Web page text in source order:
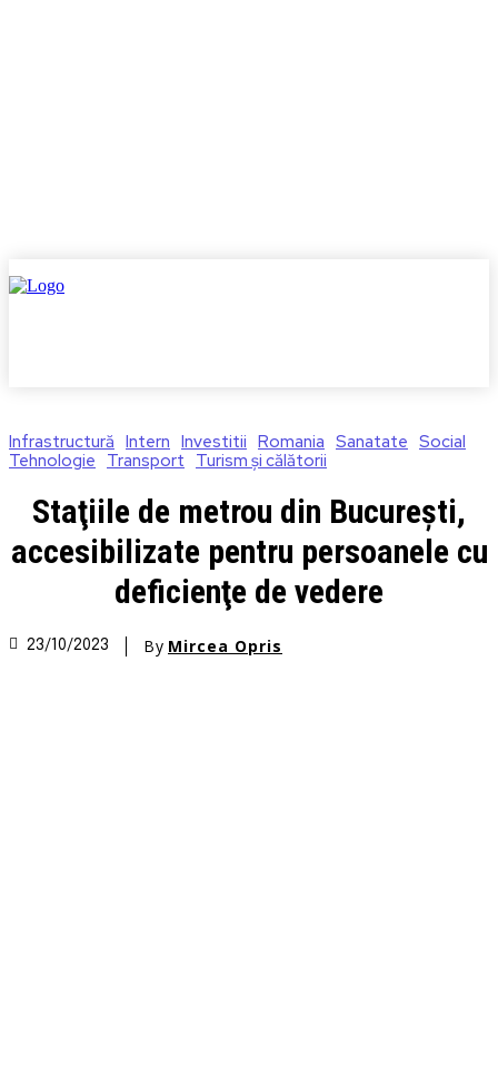
Infrastructură Intern Investitii Romania Sanatate Social
Tehnologie Transport Turism și călătorii
Staţiile de metrou din Bucureşti,
accesibilizate pentru persoanele cu
deficienţe de vedere
23/10/2023 By Mircea Opris